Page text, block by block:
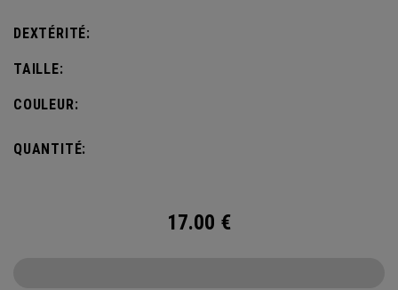
DEXTÉRITÉ:
TAILLE:
COULEUR:
QUANTITÉ:
17.00 €